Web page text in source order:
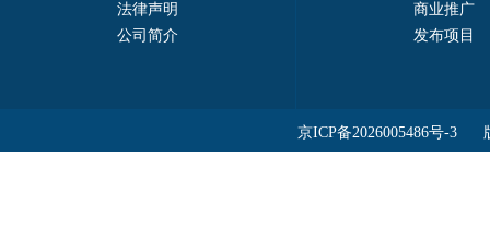
法律声明
公司简介
商业推广
发布项目
京ICP备2026005486号-3